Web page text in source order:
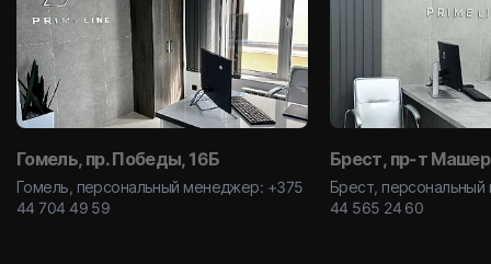
Гомель, пр. Победы, 16Б
Гомель, персональный менеджер: +375
44 704 49 59
Брест, пр-т
Брест,
44 565 24 60